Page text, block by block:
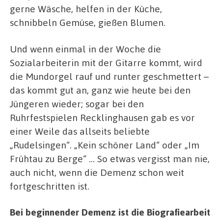
gerne Wäsche, helfen in der Küche,
schnibbeln Gemüse, gießen Blumen.
Und wenn einmal in der Woche die
Sozialarbeiterin mit der Gitarre kommt, wird
die Mundorgel rauf und runter geschmettert –
das kommt gut an, ganz wie heute bei den
Jüngeren wieder; sogar bei den
Ruhrfestspielen Recklinghausen gab es vor
einer Weile das allseits beliebte
„Rudelsingen“. „Kein schöner Land“ oder „Im
Frühtau zu Berge“ … So etwas vergisst man nie,
auch nicht, wenn die Demenz schon weit
fortgeschritten ist.
Bei beginnender Demenz ist die Biografiearbeit